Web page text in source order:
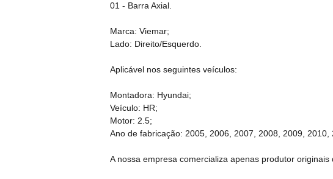
01 - Barra Axial.
Marca: Viemar;
Lado: Direito/Esquerdo.
Aplicável nos seguintes veículos:
Montadora: Hyundai;
Veículo: HR;
Motor: 2.5;
Ano de fabricação: 2005, 2006, 2007, 2008, 2009,
A nossa empresa comercializa apenas produtor